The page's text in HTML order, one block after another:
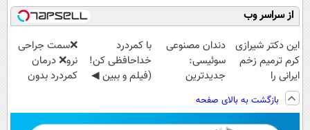
از سراسر وب
این دکتر شیرازی
کرم ترمیم زخم
ایرانی را
ساخت!!!
دندان مصنوعی
سوئیسی:
جدیدترین
سبک و مقاوم |
پرداخت قسطی
با کمردرد
خداحافظی کن!
(فیلم و ببین ◀
❌سمت جراحی
نرو❌ درمان
کمردرد بدون
بازگشت به بالای صفحه